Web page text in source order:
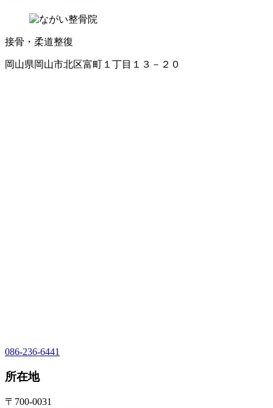
接骨・柔道整復
岡山県岡山市北区富町１丁目１３－２０
086-236-6441
所在地
〒700-0031